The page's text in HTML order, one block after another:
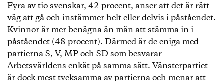
Fyra av tio svenskar, 42 procent, anser att det är rätt
väg att gå och instämmer helt eller delvis i påståendet.
Kvinnor är mer benägna än män att stämma in i
påståendet (48 procent). Därmed är de eniga med
partierna S, V, MP och SD som besvarar
Arbetsvärldens enkät på samma sätt. Vänsterpartiet
är dock mest tveksamma av partierna och menar att